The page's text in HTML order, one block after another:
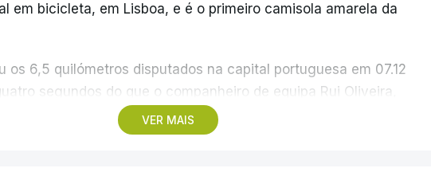
VER MAIS
em bicicleta, em Lisboa, e é o primeiro camisola amarela da
os 6,5 quilómetros disputados na capital portuguesa em 07.12
segundos do que o companheiro de equipa Rui Oliveira,
de Madison em Paris2024, ao lado de Iúri Leitão, em ciclismo de